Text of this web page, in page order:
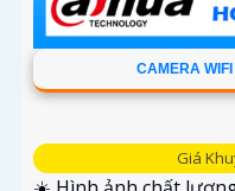
CAMERA
Giá